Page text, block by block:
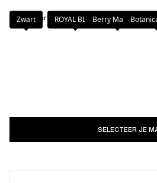
Kleur: Zwart
Zwart ROYAL BLUEBerry Magenta
SELECTEER JE